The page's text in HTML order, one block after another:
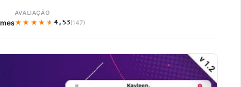
AVALIAÇÃO
★★★★★
★★★★★4,53(147)